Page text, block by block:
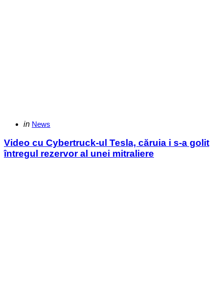
Categories
Posted
in News
Video cu Cybertruck-ul Tesla, căruia i s-a golit
întregul rezervor al unei mitraliere